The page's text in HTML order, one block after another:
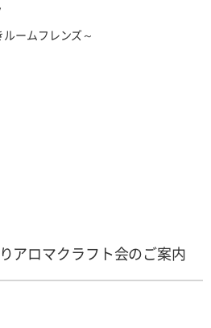
ームフレンズ～
アロマクラフト会のご案内